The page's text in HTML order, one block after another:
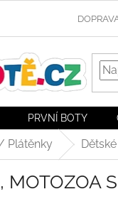
PRVNÍ BOTY
Plátěnky
MOTOZOA